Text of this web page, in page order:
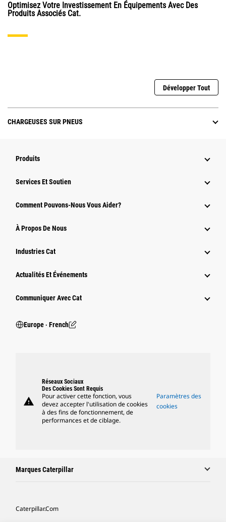
Optimisez Votre Investissement En Équipements Avec Des
Produits Associés Cat.
Développer Tout
CHARGEUSES SUR PNEUS
Produits
Services Et Soutien
Comment Pouvons-Nous Vous Aider?
À Propos De Nous
Industries Cat
Actualités Et Événements
Communiquer Avec Cat
Europe ‧ French
warning
Réseaux Sociaux
Des Cookies Sont Requis
Pour activer cette fonction, vous
devez accepter l'utilisation de cookies
à des fins de fonctionnement, de
performances et de ciblage.
Paramètres des
cookies
Marques Caterpillar
Caterpillar.com